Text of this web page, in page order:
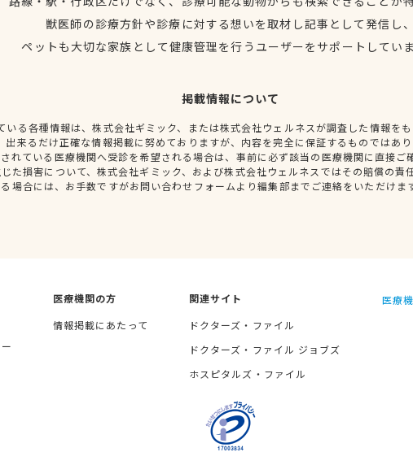
獣医師の診療方針や診療に対する想いを取材し記事として発信し
ペットも大切な家族として健康管理を行うユーザーをサポートしてい
掲載情報について
いる各種情報は、株式会社ギミック、または株式会社ウェルネスが調査した情報を
出来るだけ正確な情報掲載に努めておりますが、内容を完全に保証するものではあ
れている医療機関へ受診を希望される場合は、事前に必ず該当の医療機関に直接ご
た損害について、株式会社ギミック、および株式会社ウェルネスではその賠償の責
場合には、お手数ですがお問い合わせフォームより編集部までご連絡をいただけま
医療機関の方
情報掲載にあたって
関連サイト
ドクターズ・ファイル
ドクターズ・ファイル ジョブズ
ホスピタルズ・ファイル
医療